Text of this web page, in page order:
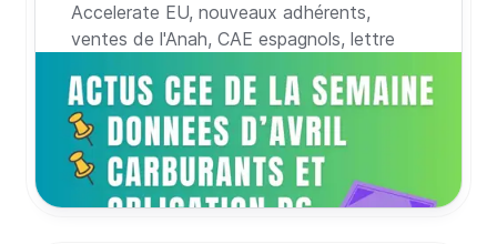
Accelerate EU, nouveaux adhérents,
ventes de l'Anah, CAE espagnols, lettre
de mars : retour sur les sujets qui ont fait
l’actualité des CEE au mois de mai 2026.
28 mai 2026